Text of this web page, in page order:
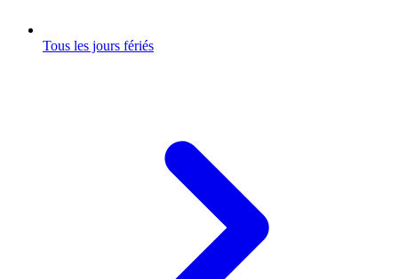
Tous les jours fériés